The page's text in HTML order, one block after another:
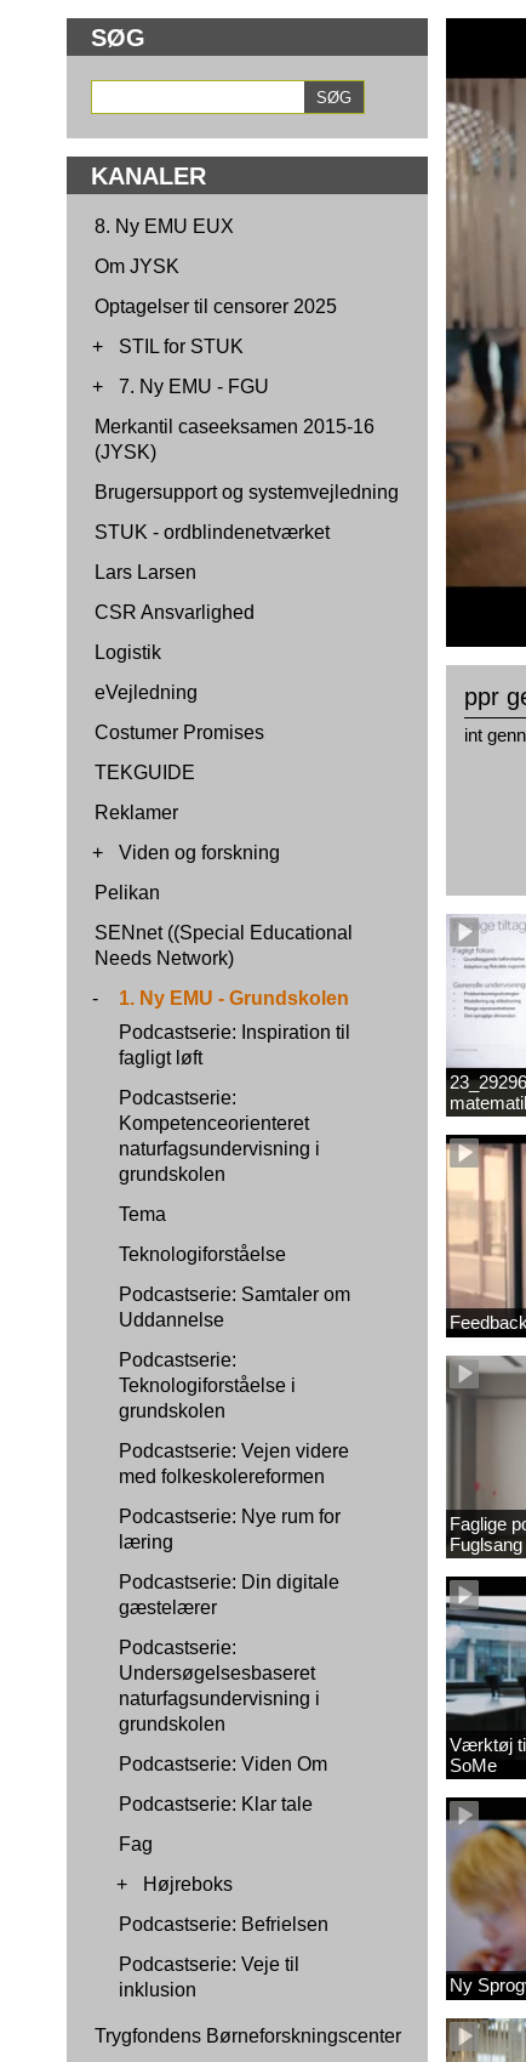
SØG
KANALER
8. Ny EMU EUX
Om JYSK
Optagelser til censorer 2025
+
STIL for STUK
+
7. Ny EMU - FGU
Merkantil caseeksamen 2015-16
(JYSK)
Brugersupport og systemvejledning
STUK - ordblindenetværket
Lars Larsen
CSR Ansvarlighed
Logistik
eVejledning
Costumer Promises
TEKGUIDE
Reklamer
+
Viden og forskning
Pelikan
SENnet ((Special Educational
Needs Network)
-
1. Ny EMU - Grundskolen
Podcastserie: Inspiration til
fagligt løft
Podcastserie:
Kompetenceorienteret
naturfagsundervisning i
grundskolen
Tema
Teknologiforståelse
Podcastserie: Samtaler om
Uddannelse
Podcastserie:
Teknologiforståelse i
grundskolen
Podcastserie: Vejen videre
med folkeskolereformen
Podcastserie: Nye rum for
læring
Podcastserie: Din digitale
gæstelærer
Podcastserie:
Undersøgelsesbaseret
naturfagsundervisning i
grundskolen
Podcastserie: Viden Om
Podcastserie: Klar tale
Fag
+
Højreboks
Podcastserie: Befrielsen
Podcastserie: Veje til
inklusion
Trygfondens Børneforskningscenter
ppr
int
Faglige
Værktøj
SoMe
Ny